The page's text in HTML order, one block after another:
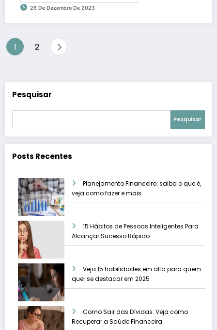
26 De Dezembro De 2023
Paginação
1 2
Pesquisar
Pesquisar
Posts Recentes
Planejamento Financeiro: saiba o que é,
veja como fazer e mais
15 Hábitos de Pessoas Inteligentes Para
Alcançar Sucesso Rápido
Veja 15 habilidades em alta para quem
quer se destacar em 2025
Como Sair das Dívidas: Veja como
Recuperar a Saúde Financeira